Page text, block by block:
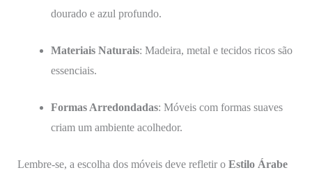
dourado e azul profundo.
Materiais Naturais: Madeira, metal e tecidos ricos são
essenciais.
Formas Arredondadas: Móveis com formas suaves
criam um ambiente acolhedor.
Lembre-se, a escolha dos móveis deve refletir o Estilo Árabe